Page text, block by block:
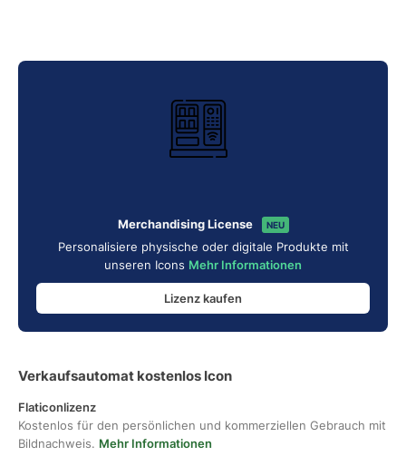
Merchandising License NEU
Personalisiere physische oder digitale Produkte mit
unseren Icons Mehr Informationen
Lizenz kaufen
Verkaufsautomat kostenlos Icon
Flaticonlizenz
Kostenlos für den persönlichen und kommerziellen Gebrauch mit
Bildnachweis. Mehr Informationen